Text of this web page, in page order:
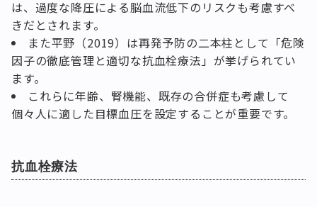
は、過度な降圧による脳血流低下のリスクも考慮すべ
きだとされます。
また平野（2019）は再発予防の二本柱として「危険
因子の徹底管理と適切な抗血栓療法」が挙げられてい
ます。
これらに年齢、腎機能、既存の合併症も考慮して
個々人に適した目標血圧を設定することが重要です。
抗血栓療法